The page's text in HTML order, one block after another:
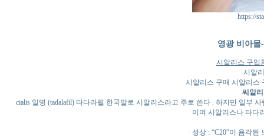
https://
영광 비아몰
시알리스 구입
시알
시알리스 구매 시알리스
씨알
cialis 일명 (tadalafil) 타다라필 한국말로 시알리스라고 주로 쓴다 . 하지만 일부
이며 시알리스나 타다
· 성상 : “C20″이 음각